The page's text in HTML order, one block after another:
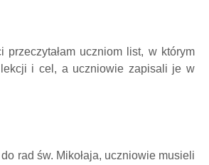
przeczytałam uczniom list, w którym
lekcji i cel, a uczniowie zapisali je w
rad św. Mikołaja, uczniowie musieli